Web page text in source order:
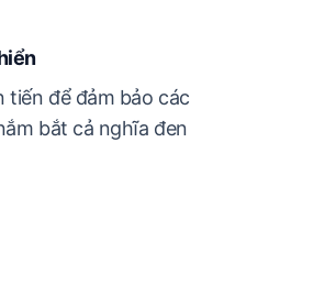
tiến để đảm bảo các
bắt cả nghĩa đen